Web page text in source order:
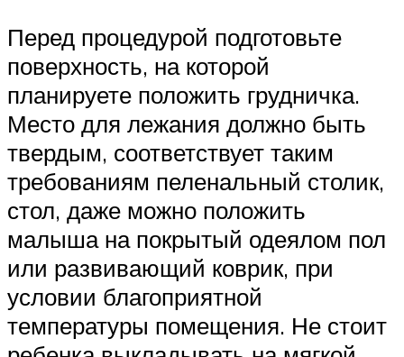
Перед процедурой подготовьте
поверхность, на которой
планируете положить грудничка.
Место для лежания должно быть
твердым, соответствует таким
требованиям пеленальный столик,
стол, даже можно положить
малыша на покрытый одеялом пол
или развивающий коврик, при
условии благоприятной
температуры помещения. Не стоит